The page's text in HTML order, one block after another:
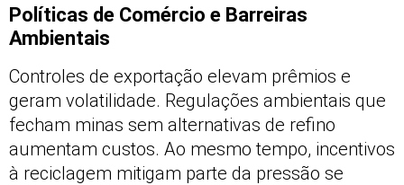
Políticas de Comércio e Barreiras
Ambientais
Controles de exportação elevam prêmios e
geram volatilidade. Regulações ambientais que
fecham minas sem alternativas de refino
aumentam custos. Ao mesmo tempo, incentivos
à reciclagem mitigam parte da pressão se